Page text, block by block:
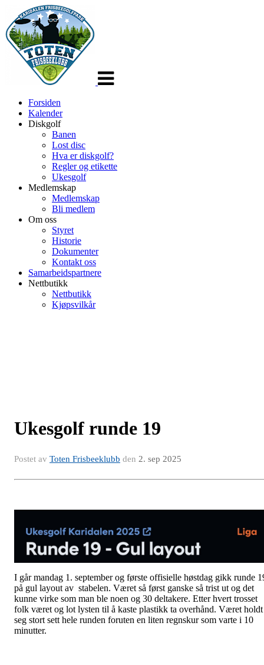
Forsiden
Kalender
Diskgolf
Banen
Lost disc
Hva er diskgolf?
Regler og etikette
Ukesgolf
Medlemskap
Medlemskap
Bli medlem
Om oss
Styret
Historie
Dokumenter
Kontakt oss
Samarbeidspartnere
Nettbutikk
Nettbutikk
Kjøpsvilkår
Ukesgolf runde 19
Postet av Toten Frisbeeklubb den 2. sep 2025
I går mandag 1. september og første offisielle høstdag gikk runde
på gul layout av stabelen. Været så først ganske så trist ut og det
kunne virke som man ble noen og 30 deltakere. Etter hvert trosset
folk været og lot lysten til å kaste plastikk ta overhånd. Været holdt
seg stort sett hele runden foruten en liten regnskur som varte i 10
minutter.